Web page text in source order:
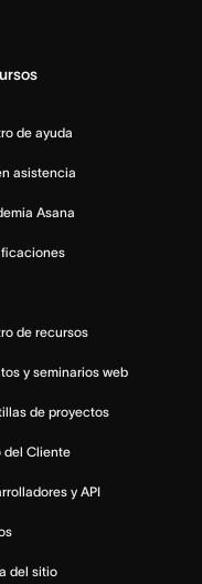
de ayuda
asistencia
Asana
de recursos
y seminarios web
de proyectos
del Cliente
y API
del sitio